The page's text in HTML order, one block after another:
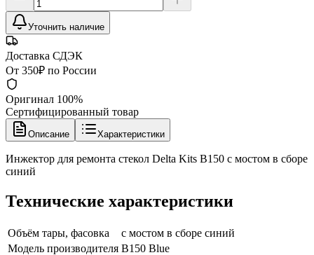
Уточнить наличие
Доставка СДЭК
От 350₽ по России
Оригинал 100%
Сертифицированный товар
Описание Характеристики
Инжектор для ремонта стекол Delta Kits B150 с мостом в сборе
синий
Технические характеристики
Объём тары, фасовка
с мостом в сборе синий
Модель производителя B150 Blue